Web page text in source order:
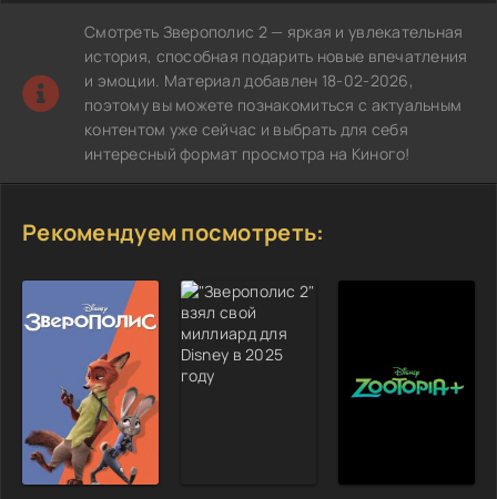
Смотреть Зверополис 2 — яркая и увлекательная
история, способная подарить новые впечатления
и эмоции. Материал добавлен 18-02-2026,
поэтому вы можете познакомиться с актуальным
контентом уже сейчас и выбрать для себя
интересный формат просмотра на Киного!
Рекомендуем посмотреть: